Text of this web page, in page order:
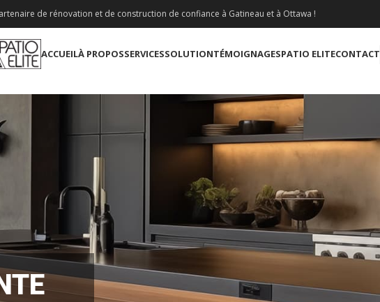
de rénovation et de construction de confiance à Gatineau et à Ottawa !
ACCUEILÀ PROPOSSERVICESSOLUTIONTÉMOIGNAGESPATIO ELITECONTACT